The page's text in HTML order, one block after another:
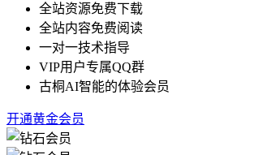
全站资源免费下载
全站内容免费阅读
一对一技术指导
VIP用户专属QQ群
古桐AI智能的体验会员
开通黄金会员